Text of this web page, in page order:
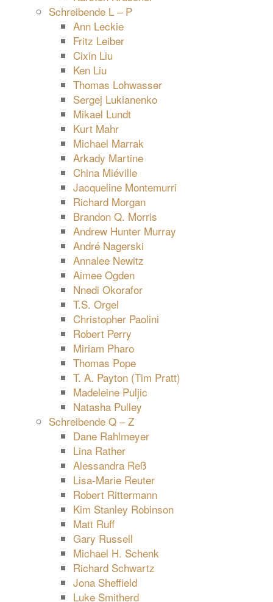
Schreibende L – P
Ann Leckie
Fritz Leiber
Cixin Liu
Ken Liu
Thomas Lohwasser
Sergej Lukianenko
Mikael Lundt
Kurt Mahr
Michael Marrak
Arkady Martine
China Miéville
Jacqueline Montemurri
Richard Morgan
Brandon Q. Morris
Andrew Hunter Murray
André Nagerski
Annalee Newitz
Aimee Ogden
Nnedi Okorafor
T.S. Orgel
Christopher Paolini
Robert Perry
Miriam Pharo
Thomas Pope
T. A. Payton (Tim Pratt)
Madeleine Puljic
Natasha Pulley
Schreibende Q – Z
Dane Rahlmeyer
Lina Rather
Alessandra Reß
Lisa-Marie Reuter
Robert Rittermann
Kim Stanley Robinson
Matt Ruff
Gary Russell
Michael H. Schenk
Richard Schwartz
Jona Sheffield
Luke Smitherd